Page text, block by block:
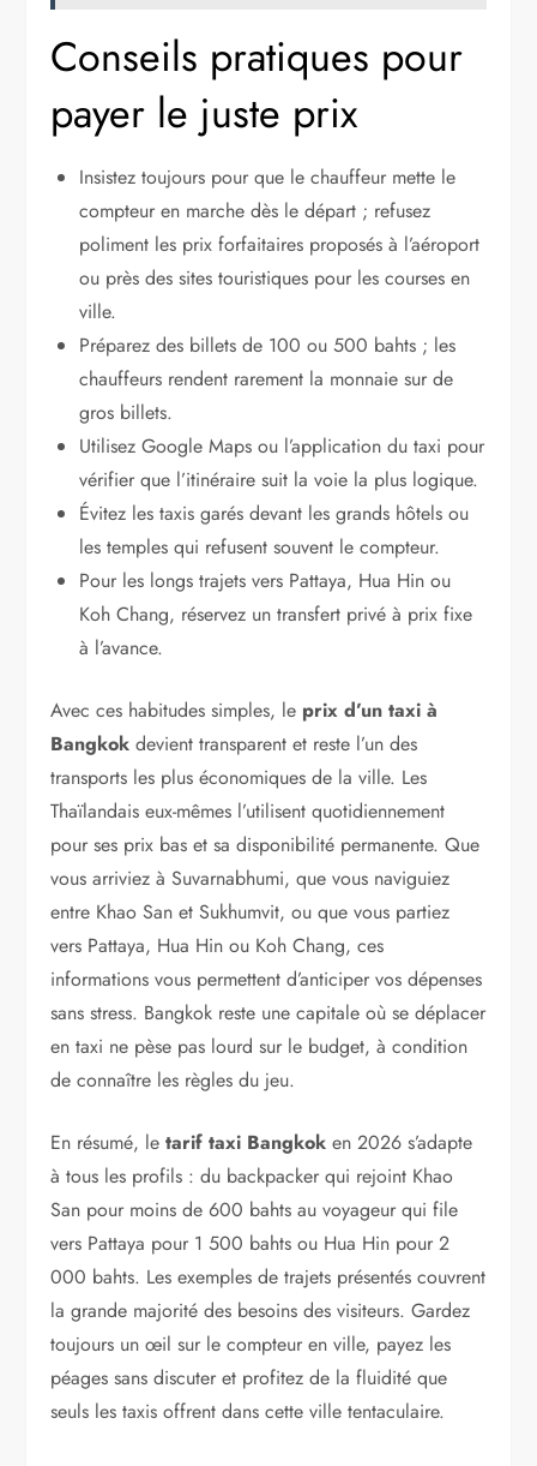
Conseils pratiques pour
payer le juste prix
Insistez toujours pour que le chauffeur mette le
compteur en marche dès le départ ; refusez
poliment les prix forfaitaires proposés à l’aéroport
ou près des sites touristiques pour les courses en
ville.
Préparez des billets de 100 ou 500 bahts ; les
chauffeurs rendent rarement la monnaie sur de
gros billets.
Utilisez Google Maps ou l’application du taxi pour
vérifier que l’itinéraire suit la voie la plus logique.
Évitez les taxis garés devant les grands hôtels ou
les temples qui refusent souvent le compteur.
Pour les longs trajets vers Pattaya, Hua Hin ou
Koh Chang, réservez un transfert privé à prix fixe
à l’avance.
Avec ces habitudes simples, le prix d’un taxi à
Bangkok devient transparent et reste l’un des
transports les plus économiques de la ville. Les
Thaïlandais eux-mêmes l’utilisent quotidiennement
pour ses prix bas et sa disponibilité permanente. Que
vous arriviez à Suvarnabhumi, que vous naviguiez
entre Khao San et Sukhumvit, ou que vous partiez
vers Pattaya, Hua Hin ou Koh Chang, ces
informations vous permettent d’anticiper vos dépenses
sans stress. Bangkok reste une capitale où se déplacer
en taxi ne pèse pas lourd sur le budget, à condition
de connaître les règles du jeu.
En résumé, letarif taxi Bangkok en 2026 s’adapte
à tous les profils : du backpacker qui rejoint Khao
San pour moins de 600 bahts au voyageur qui file
vers Pattaya pour 1 500 bahts ou Hua Hin pour 2
000 bahts. Les exemples de trajets présentés couvrent
la grande majorité des besoins des visiteurs. Gardez
toujours un œil sur le compteur en ville, payez les
péages sans discuter et profitez de la fluidité que
seuls les taxis offrent dans cette ville tentaculaire.